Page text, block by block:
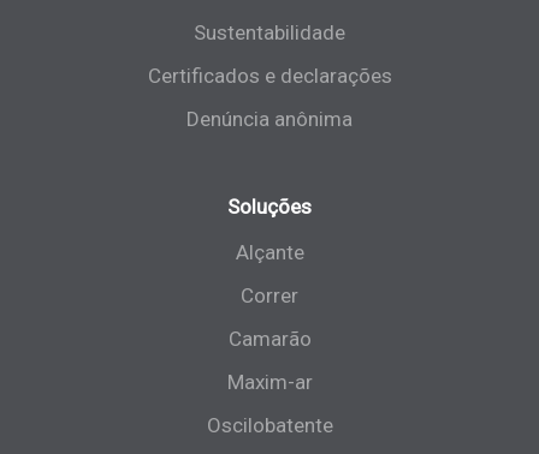
Sustentabilidade
Certificados e declarações
Denúncia anônima
Soluções
Alçante
Correr
Camarão
Maxim-ar
Oscilobatente